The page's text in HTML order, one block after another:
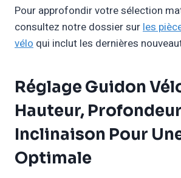
Pour approfondir votre sélection
consultez notre dossier surles
vélo qui inclut les dernières
Réglage Guidon
Hauteur,
Inclinaison Pour
Optimale